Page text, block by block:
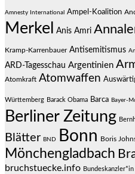
Amnesty International Ampel-Koalition
Merkel
Anis Amri
Kramp-Karrenbauer Antisemitismus
ARD-Tagesschau Argentinien
Atomkraft Atomwaffen
Württemberg Barack Obama Barca Bayer-
Berliner Zeitung
Blätter BND Bonn Boris
Mönchengladbach
bruchstuecke.info Bundeskanzler*in